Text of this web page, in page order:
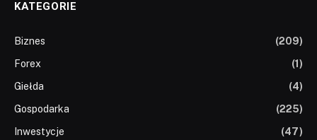
KATEGORIE
Biznes
(209)
Forex
(1)
Giełda
(4)
Gospodarka
(225)
Inwestycje
(47)